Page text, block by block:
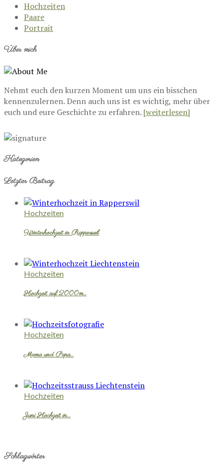
Hochzeiten
Paare
Portrait
Über mich
Nehmt euch den kurzen Moment um uns ein bisschen
kennenzulernen. Denn auch uns ist es wichtig, mehr über
euch und eure Geschichte zu erfahren. [weiterlesen]
Kategorien
Letzter Beitrag
Hochzeiten
Winterhochzeit in Rapperswil
Hochzeiten
Hochzeit auf 2000m…
Hochzeiten
Mama und Papa…
Hochzeiten
Juni Hochzeit in…
Schlagwörter